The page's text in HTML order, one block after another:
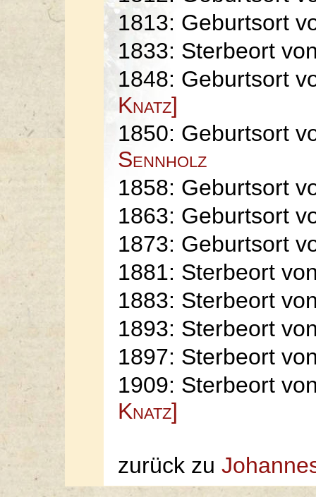
1813: Geburtsort
1833: Sterbeort
1848: Geburtsort
Knatz]
1850: Geburtsort
Sennholz
1858: Geburtsort
1863: Geburtsort
1873: Geburtsort
1881: Sterbeort
1883: Sterbeort
1893: Sterbeort
1897: Sterbeort
1909: Sterbeort
Knatz]
zurück zu